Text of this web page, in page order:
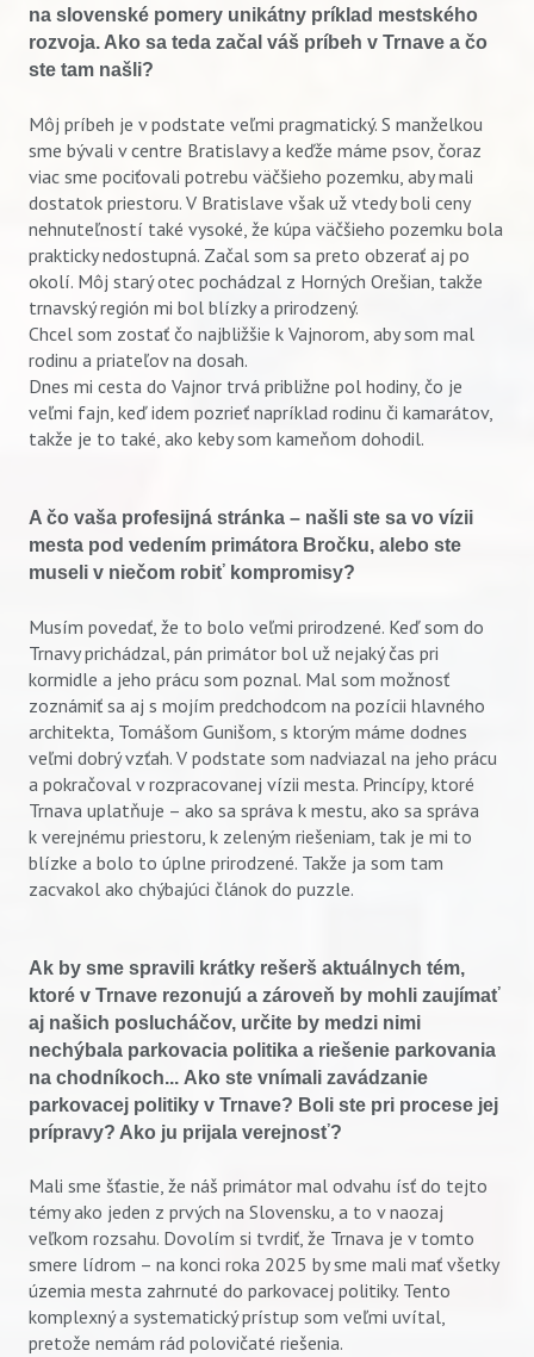
na slovenské pomery unikátny príklad mestského
rozvoja. Ako sa teda začal váš príbeh v Trnave a čo
ste tam našli?
Môj príbeh je v podstate veľmi pragmatický. S manželkou
sme bývali v centre Bratislavy a keďže máme psov, čoraz
viac sme pociťovali potrebu väčšieho pozemku, aby mali
dostatok priestoru. V Bratislave však už vtedy boli ceny
nehnuteľností také vysoké, že kúpa väčšieho pozemku bola
prakticky nedostupná. Začal som sa preto obzerať aj po
okolí. Môj starý otec pochádzal z Horných Orešian, takže
trnavský región mi bol blízky a prirodzený.
Chcel som zostať čo najbližšie k Vajnorom, aby som mal
rodinu a priateľov na dosah.
Dnes mi cesta do Vajnor trvá približne pol hodiny, čo je
veľmi fajn, keď idem pozrieť napríklad rodinu či kamarátov,
takže je to také, ako keby som kameňom dohodil.
A čo vaša profesijná stránka – našli ste sa vo vízii
mesta pod vedením primátora Bročku, alebo ste
museli v niečom robiť kompromisy?
Musím povedať, že to bolo veľmi prirodzené. Keď som do
Trnavy prichádzal, pán primátor bol už nejaký čas pri
kormidle a jeho prácu som poznal. Mal som možnosť
zoznámiť sa aj s mojím predchodcom na pozícii hlavného
architekta, Tomášom Gunišom, s ktorým máme dodnes
veľmi dobrý vzťah. V podstate som nadviazal na jeho prácu
a pokračoval v rozpracovanej vízii mesta. Princípy, ktoré
Trnava uplatňuje – ako sa správa k mestu, ako sa správa
k verejnému priestoru, k zeleným riešeniam, tak je mi to
blízke a bolo to úplne prirodzené. Takže ja som tam
zacvakol ako chýbajúci článok do puzzle.
Ak by sme spravili krátky rešerš aktuálnych tém,
ktoré v Trnave rezonujú a zároveň by mohli zaujímať
aj našich poslucháčov, určite by medzi nimi
nechýbala parkovacia politika a riešenie parkovania
na chodníkoch... Ako ste vnímali zavádzanie
parkovacej politiky v Trnave? Boli ste pri procese jej
prípravy? Ako ju prijala verejnosť?
Mali sme šťastie, že náš primátor mal odvahu ísť do tejto
témy ako jeden z prvých na Slovensku, a to v naozaj
veľkom rozsahu. Dovolím si tvrdiť, že Trnava je v tomto
smere lídrom – na konci roka 2025 by sme mali mať všetky
územia mesta zahrnuté do parkovacej politiky. Tento
komplexný a systematický prístup som veľmi uvítal,
pretože nemám rád polovičaté riešenia.